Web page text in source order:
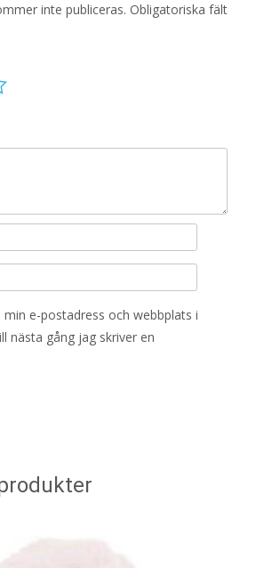
inte publiceras. Obligatoriska fält
e-postadress och webbplats i
nästa gång jag skriver en